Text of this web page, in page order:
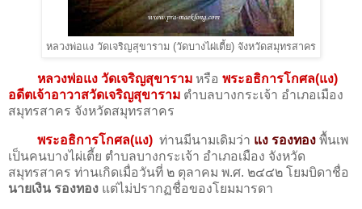
หลวงพ่อแง วัดเจริญสุขาราม (วัดบางไผ่เตี้ย) จังหวัดสมุทรสาคร
หลวงพ่อแง วัดเจริญสุขาราม หรือ พระอธิการโกศล(แง)
อดีตเจ้าอาวาสวัดเจริญสุขาราม ตำบลบางกระเจ้า อำเภอเมือง
สมุทรสาคร จังหวัดสมุทรสาคร
พระอธิการโกศล(แง) ท่านมีนามเดิมว่า แง รองทอง พื้นเพ
เป็นคนบางไผ่เตี้ย ตำบลบางกระเจ้า อำเภอเมือง จังหวัด
สมุทรสาคร ท่านเกิดเมื่อวันที่ ๒ ตุลาคม พ.ศ. ๒๔๔๒ โยมบิดาชื่อ
นายเงิน รองทอง แต่ไม่ปรากฏชื่อของโยมมารดา